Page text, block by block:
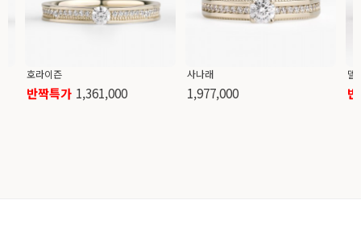
호라이즌
반짝특가 1,361,000
사나래
1,977,000
델